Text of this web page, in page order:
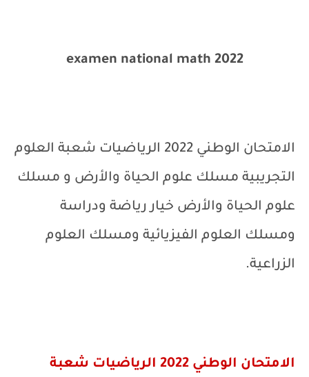
examen national math 2022
الامتحان الوطني 2022 الرياضيات شعبة العلوم
التجريبية مسلك علوم الحياة والأرض و مسلك
علوم الحياة والأرض خيار رياضة ودراسة
ومسلك العلوم الفيزيائية ومسلك العلوم
الزراعية.
الامتحان الوطني 2022 الرياضيات شعبة